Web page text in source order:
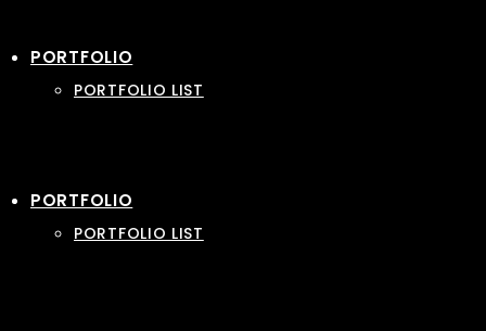
PORTFOLIO
PORTFOLIO LIST
PORTFOLIO
PORTFOLIO LIST